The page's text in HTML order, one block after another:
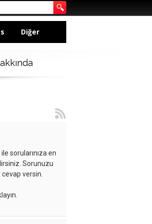
Diğer
sorularınıza en
Sorunuzu
cevap versin.